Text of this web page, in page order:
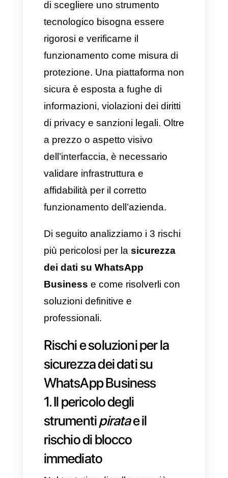
commerciali: è fondamentale
che database, supporti di
pagamento, documenti di
identità dei clienti e storici delle
conversazioni rimangano
totalmente riservati per non
mettere a rischio la reputazione
del brand.
Per questo motivo, al momento
di scegliere uno strumento
rigorosi e verificarne il
funzionamento come misura di
protezione. Una piattaforma non
sicura è esposta a fughe di
di privacy e sanzioni legali. Oltre
a prezzo o aspetto visivo
dell’interfaccia, è necessario
validare infrastruttura e
affidabilità per il corretto
funzionamento dell’azienda.